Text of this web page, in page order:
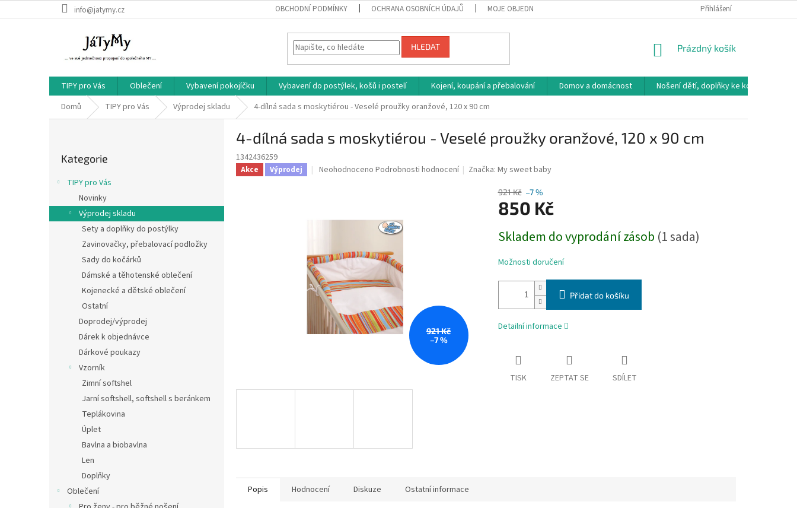
na
info@jatymy.cz OBCHODNÍ PODMÍNKY OCHRANA OSOBNÍCH ÚDAJŮ MOJE OBJEDNÁVKA DOPRAVA, PLATBY A
Přihlášení
HLEDAT
NÁKUPNÍ
Prázdný košík
TIPY pro Vás Oblečení Vybavení pokojíčku Vybavení do postýlek, košů i postelí Kojení, koupání a přebalování Domov a domácnost
Nošení dětí, doplňky ke kočárkům
Domů
TIPY pro Vás Výprodej skladu 4-dílná sada s moskytiérou - Veselé proužky oranžové, 120 x 90 cm
n
kategorie
Kategorie
TIPY pro Vás
Novinky
Výprodej skladu
Sety a doplňky do postýlky
Zavinovačky, přebalovací podložky
Sady do kočárků
Dámské a těhotenské oblečení
Kojenecké a dětské oblečení
Ostatní
Doprodej/výprodej
Dárek k objednávce
Dárkové poukazy
Vzorník
Zimní softshel
Jarní softshell, softshell s beránkem
Teplákovina
Úplet
Bavlna a biobavlna
Len
Doplňky
Oblečení
4-dílná sada s moskytiérou - Veselé proužky oranžové, 120 x 90 cm
1342436259
Akce Výprodej
Průměrné
Neohodnoceno Podrobnosti hodnocení Značka:My sweet baby
921 Kč
–7 %
921 Kč –7 %
850 Kč
cena:
Skladem do vyprodání zásob (1 sada)
Možnosti doručení
Přidat do košíku
Detailní informace
TISK ZEPTAT SE SDÍLET
Popis Hodnocení Diskuze Ostatní informace